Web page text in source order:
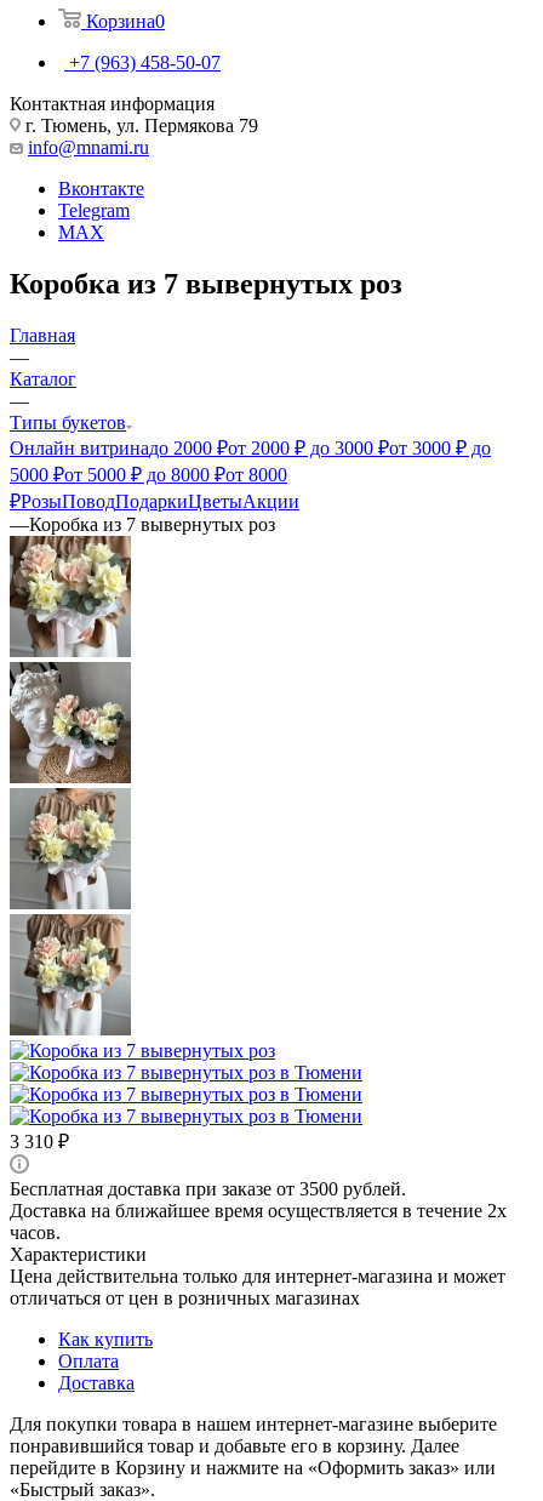
Корзина0
+7 (963) 458-50-07
Контактная информация
г. Тюмень, ул. Пермякова 79
info@mnami.ru
Вконтакте
Telegram
MAX
Коробка из 7 вывернутых роз
Главная
—
Каталог
—
Типы букетов
Онлайн витринадо 2000 ₽от 2000 ₽ до 3000 ₽от 3000 ₽ до
5000 ₽от 5000 ₽ до 8000 ₽от 8000
₽РозыПоводПодаркиЦветыАкции
—Коробка из 7 вывернутых роз
3 310 ₽
Бесплатная доставка при заказе от 3500 рублей.
Доставка на ближайшее время осуществляется в течение 2х
часов.
Характеристики
Цена действительна только для интернет-магазина и может
отличаться от цен в розничных магазинах
Как купить
Оплата
Доставка
Для покупки товара в нашем интернет-магазине выберите
понравившийся товар и добавьте его в корзину. Далее
перейдите в Корзину и нажмите на «Оформить заказ» или
«Быстрый заказ».